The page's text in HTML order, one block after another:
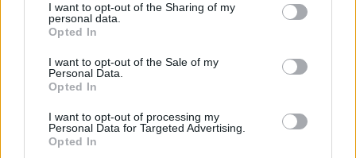
I want to opt-out of the Sharing of my
personal data.
Opted In
I want to opt-out of the Sale of my
Personal Data.
Opted In
I want to opt-out of processing my
Personal Data for Targeted Advertising.
Opted In